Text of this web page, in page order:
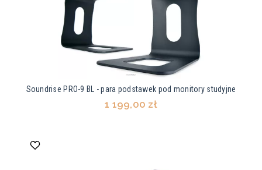
Soundrise PRO-9 BL - para podstawek pod monitory studyjne
1 199,00 zł